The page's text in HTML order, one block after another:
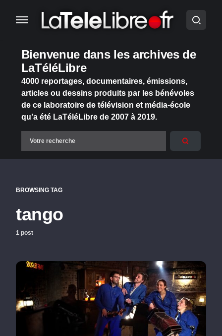
Bienvenue dans les archives de
LaTéléLibre
4000 reportages, documentaires, émissions,
articles ou dessins produits par les bénévoles
de ce laboratoire de télévision et média-école
qu’a été LaTéléLibre de 2007 à 2019.
BROWSING TAG
tango
1 post